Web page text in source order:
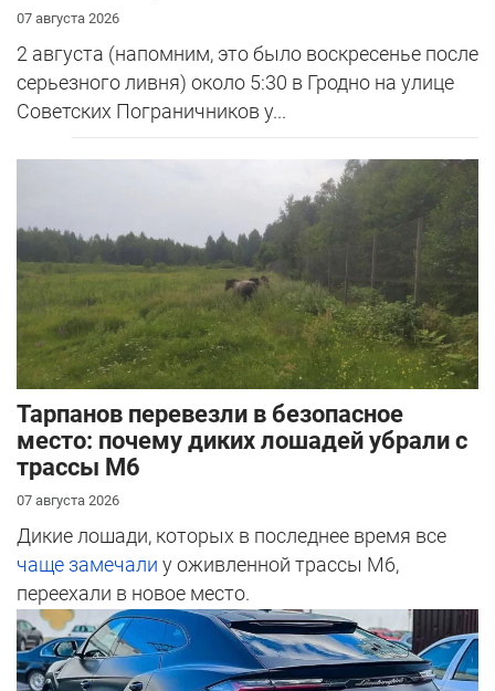
07 августа 2026
2 августа (напомним, это было воскресенье после
серьезного ливня) около 5:30 в Гродно на улице
Советских Пограничников у...
Тарпанов перевезли в безопасное
место: почему диких лошадей убрали с
трассы М6
07 августа 2026
Дикие лошади, которых в последнее время все
чаще замечали у оживленной трассы М6,
переехали в новое место.